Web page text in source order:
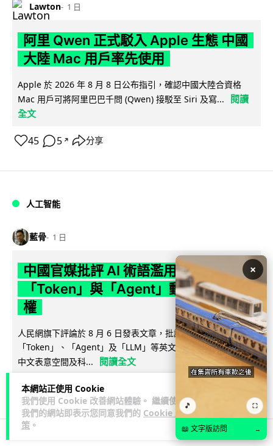
本網站正使用 Cookie
我們使用 Cookie 改善網站體驗。 繼續使用
我們的網站即表示您同意我們的 Cookie 政
策 。
Lawton 1 日
阿里 Qwen 正式駁入 Apple 生態 中國
大陸 Mac 用戶率先使用
Apple 於 2026 年 8 月 8 日公布指引，確認中國大陸合資格
Mac 用戶可將阿里巴巴千問 (Qwen) 接駁至 Siri 及寫...
閱讀
全文
45 5 ↗ 分享
人工智能
藍骨 1 日
中國官媒批評 AI 術語濫用英文 稱
「Token」與「Agent」動搖科技話語
權
人民網旗下評論於 8 月 6 日發表文章，批評中國廣泛使用
「Token」、「Agent」及「LLM」等英文術語，認為做法侵蝕
中文表意空間及科...
閱讀全文
790 341↗ 分享
×
🎵 ⛶
📖 文字版訪問 →